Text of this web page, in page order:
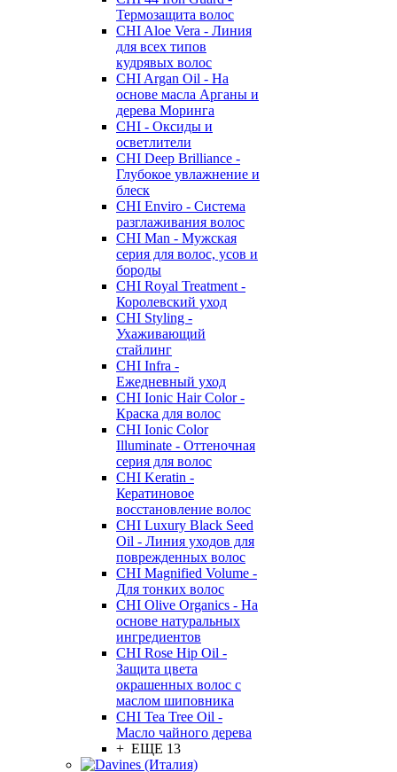
Термозащита волос
CHI Aloe Vera - Линия
для всех типов
кудрявых волос
CHI Argan Oil - На
основе масла Арганы и
дерева Моринга
CHI - Оксиды и
осветлители
CHI Deep Brilliance -
Глубокое увлажнение и
блеск
CHI Enviro - Система
разглаживания волос
CHI Man - Мужская
серия для волос, усов и
бороды
CHI Royal Treatment -
Королевский уход
CHI Styling -
Ухаживающий
стайлинг
CHI Infra -
Ежедневный уход
CHI Ionic Hair Color -
Краска для волос
CHI Ionic Color
Illuminate - Оттеночная
серия для волос
CHI Keratin -
Кератиновое
восстановление волос
CHI Luxury Black Seed
Oil - Линия уходов для
поврежденных волос
CHI Magnified Volume -
Для тонких волос
CHI Olive Organics - На
основе натуральных
ингредиентов
CHI Rose Hip Oil -
Защита цвета
окрашенных волос с
маслом шиповника
CHI Tea Tree Oil -
Масло чайного дерева
+ ЕЩЕ 13